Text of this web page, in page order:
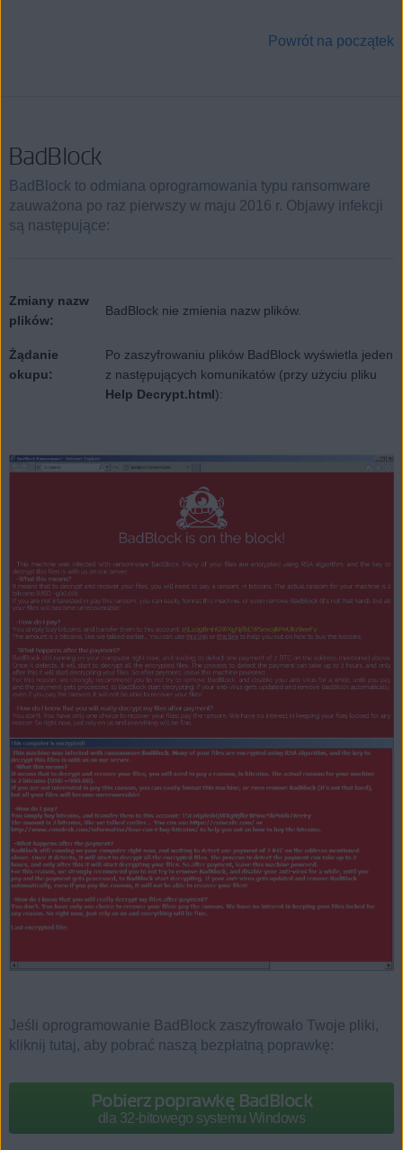
Powrót na początek
BadBlock
BadBlock to odmiana oprogramowania typu ransomware
zauważona po raz pierwszy w maju 2016 r. Objawy infekcji
są następujące:
Zmiany nazw
plików:
BadBlock nie zmienia nazw plików.
Żądanie
okupu:
Po zaszyfrowaniu plików BadBlock wyświetla jeden
z następujących komunikatów (przy użyciu pliku
Help Decrypt.html):
Jeśli oprogramowanie BadBlock zaszyfrowało Twoje pliki,
kliknij tutaj, aby pobrać naszą bezpłatną poprawkę:
Pobierz poprawkę BadBlock
dla 32‑bitowego systemu Windows